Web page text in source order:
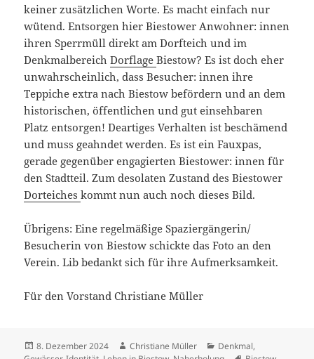
keiner zusätzlichen Worte. Es macht einfach nur
wütend. Entsorgen hier Biestower Anwohner: innen
ihren Sperrmüll direkt am Dorfteich und im
DenkmalbereichDorflageBiestow? Es ist doch eher
unwahrscheinlich, dass Besucher: innen ihre
Teppiche extra nach Biestow befördern und an dem
historischen, öffentlichen und gut einsehbaren
Platz entsorgen! Deartiges Verhalten ist beschämend
und muss geahndet werden. Es ist ein Fauxpas,
gerade gegenüber engagierten Biestower: innen für
den Stadtteil. Zum desolaten Zustand des Biestower
Dorteicheskommt nun auch noch dieses Bild.
Übrigens: Eine regelmäßige Spaziergängerin/
Besucherin von Biestow schickte das Foto an den
Verein. Lib bedankt sich für ihre Aufmerksamkeit.
Für den Vorstand Christiane Müller
Veröffentlicht
8. Dezember 2024 Autor
Christiane Müller Kategorien
Denkmal,